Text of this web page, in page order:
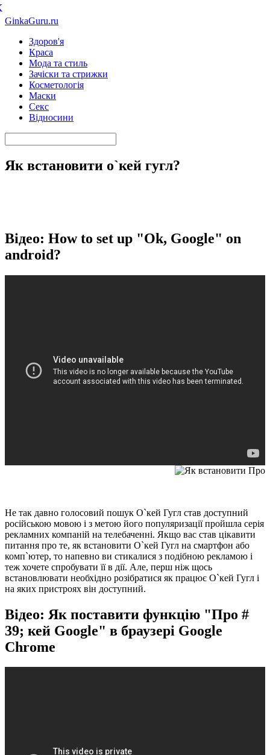
GinkaGuru.ru
Здоров'я
Краса
Мода та стиль
Зачіски та стрижки
Косметологія
Маски
Секс
Відносини
Як встановити о`кей гугл?
Відео: How to set up "Ok, Google" on
android?
Не так давно голосовий пошук О`кей Гугл став доступний
російською мовою і з метою його популяризації пройшла серія
рекламних компаній на телебаченні. Якщо вас став цікавити
питання про те, як встановити О`кей Гугл на смартфон або
комп`ютер, то напевно ви стикалися з подібною рекламою і
теж хочете спробувати її в дії. Але, перш ніж щось
встановлювати необхідно розібратися як працює О`кей Гугл і
на яких пристроях він доступний.
Відео: Як поставити функцію "Про #
39; кей Google" в браузері Google
Chrome